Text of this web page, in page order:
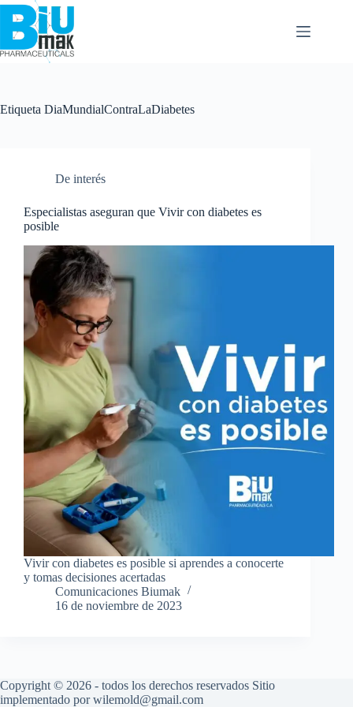
Etiqueta DiaMundialContraLaDiabetes
De interés
Especialistas aseguran que Vivir con diabetes es
posible
Vivir con diabetes es posible si aprendes a conocerte
y tomas decisiones acertadas
Comunicaciones Biumak
16 de noviembre de 2023
Copyright © 2026 - todos los derechos reservados Sitio
implementado por wilemold@gmail.com